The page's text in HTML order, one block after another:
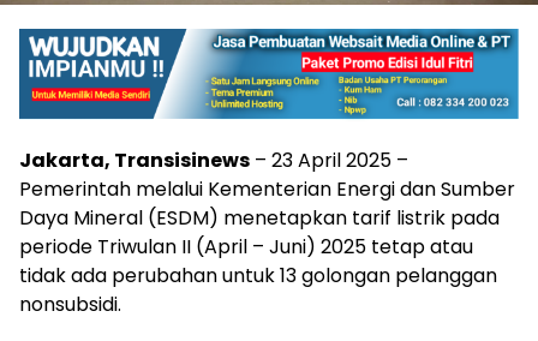
Jakarta, Transisinews – 23 April 2025 –
Pemerintah melalui Kementerian Energi dan Sumber
Daya Mineral (ESDM) menetapkan tarif listrik pada
periode Triwulan II (April – Juni) 2025 tetap atau
tidak ada perubahan untuk 13 golongan pelanggan
nonsubsidi.